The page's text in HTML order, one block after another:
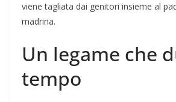
viene tagliata dai genitori insieme al
madrina.
Un legame che
tempo